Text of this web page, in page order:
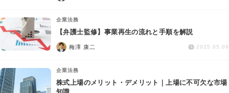
企業法務
【弁護士監修】事業再生の流れと手順を解説
梅澤 康二 2025.05.09
企業法務
株式上場のメリット・デメリット｜上場に不可欠な市場